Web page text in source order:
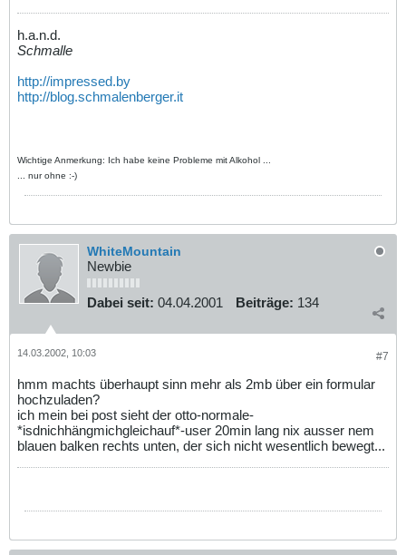
h.a.n.d.
Schmalle
http://impressed.by
http://blog.schmalenberger.it
Wichtige Anmerkung: Ich habe keine Probleme mit Alkohol ...
... nur ohne :-)
WhiteMountain
Newbie
Dabei seit: 04.04.2001 Beiträge: 134
#7
14.03.2002, 10:03
hmm machts überhaupt sinn mehr als 2mb über ein formular
hochzuladen?
ich mein bei post sieht der otto-normale-
*isdnichhängmichgleichauf*-user 20min lang nix ausser nem
blauen balken rechts unten, der sich nicht wesentlich bewegt...